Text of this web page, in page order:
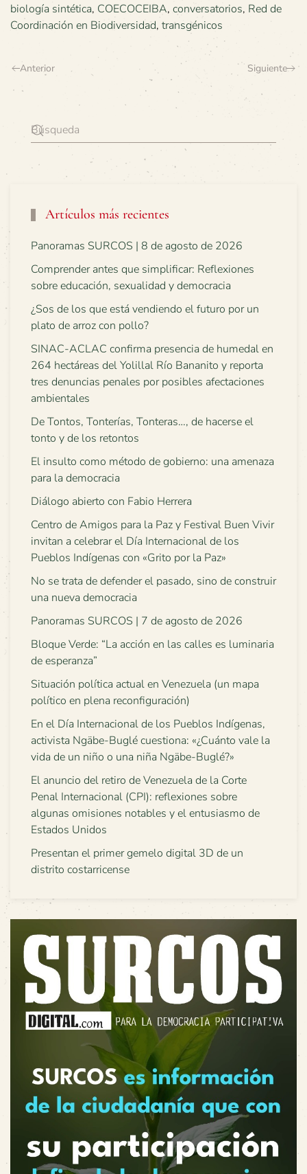
biología sintética, COECOCEIBA, conversatorios, Red de
Coordinación en Biodiversidad, transgénicos
Anterior Siguiente
Artículos más recientes
Panoramas SURCOS | 8 de agosto de 2026
Comprender antes que simplificar: Reflexiones
sobre educación, sexualidad y democracia
¿Sos de los que está vendiendo el futuro por un
plato de arroz con pollo?
SINAC-ACLAC confirma presencia de humedal en
264 hectáreas del Yolillal Río Bananito y reporta
tres denuncias penales por posibles afectaciones
ambientales
De Tontos, Tonterías, Tonteras…, de hacerse el
tonto y de los retontos
El insulto como método de gobierno: una amenaza
para la democracia
Diálogo abierto con Fabio Herrera
Centro de Amigos para la Paz y Festival Buen Vivir
invitan a celebrar el Día Internacional de los
Pueblos Indígenas con «Grito por la Paz»
No se trata de defender el pasado, sino de construir
una nueva democracia
Panoramas SURCOS | 7 de agosto de 2026
Bloque Verde: “La acción en las calles es luminaria
de esperanza”
Situación política actual en Venezuela (un mapa
político en plena reconfiguración)
En el Día Internacional de los Pueblos Indígenas,
activista Ngäbe-Buglé cuestiona: «¿Cuánto vale la
vida de un niño o una niña Ngäbe-Buglé?»
El anuncio del retiro de Venezuela de la Corte
Penal Internacional (CPI): reflexiones sobre
algunas omisiones notables y el entusiasmo de
Estados Unidos
Presentan el primer gemelo digital 3D de un
distrito costarricense